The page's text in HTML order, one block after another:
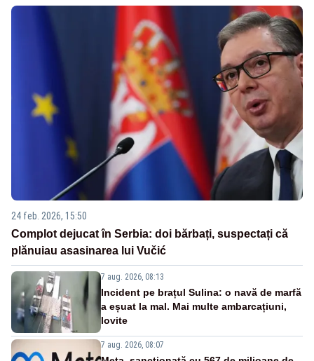
24 feb. 2026, 15:50
Complot dejucat în Serbia: doi bărbați, suspectați că
plănuiau asasinarea lui Vučić
7 aug. 2026, 08:13
Incident pe brațul Sulina: o navă de marfă
a eșuat la mal. Mai multe ambarcațiuni,
lovite
7 aug. 2026, 08:07